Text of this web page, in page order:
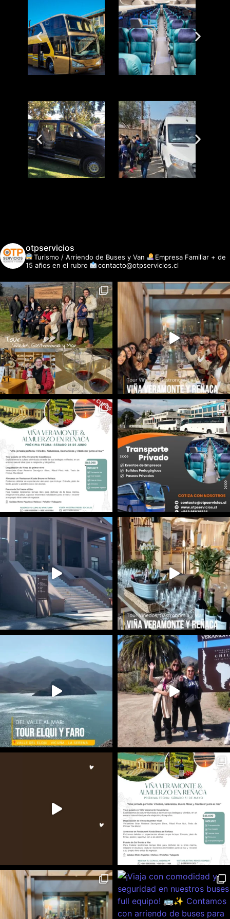
otpservicios
Turismo / Arriendo de Buses y Van
Empresa Familiar + de
15 años en el rubro
contacto@otpservicios.cl